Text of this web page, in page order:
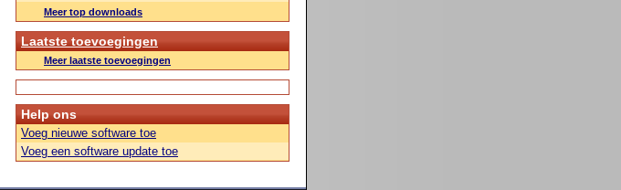
Meer top downloads
Laatste toevoegingen
Meer laatste toevoegingen
Help ons
Voeg nieuwe software toe
Voeg een software update toe